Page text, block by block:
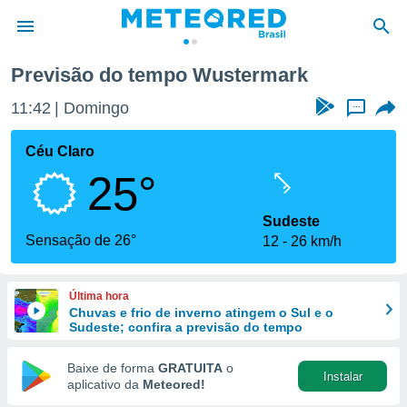
da
fornecidas
a este
das
e
forma
digital
Previsão do tempo Wustermark
11:42 Domingo ...
Céu Claro
25°
Sensação de 26°
Sudeste
12
26 km/h
Última hora
Chuvas e frio de inverno atingem o Sul e o
Sudeste; confira a previsão do tempo
Baixe de forma GRATUITA o
aplicativo da Meteored!
Instalar